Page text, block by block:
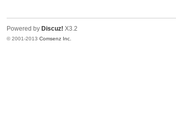
Powered by Discuz! X3.2
© 2001-2013Comsenz Inc.